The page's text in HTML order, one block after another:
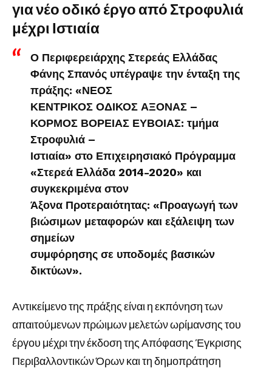
για νέο οδικό έργο από Στροφυλιά
μέχρι Ιστιαία
Ο Περιφερειάρχης Στερεάς Ελλάδας
Φάνης Σπανός υπέγραψε την ένταξη της
πράξης: «ΝΕΟΣ
ΚΕΝΤΡΙΚΟΣ ΟΔΙΚΟΣ ΑΞΟΝΑΣ –
ΚΟΡΜΟΣ ΒΟΡΕΙΑΣ ΕΥΒΟΙΑΣ: τμήμα
Στροφυλιά –
Ιστιαία» στο Επιχειρησιακό Πρόγραμμα
«Στερεά Ελλάδα 2014-2020» και
συγκεκριμένα στον
Άξονα Προτεραιότητας: «Προαγωγή των
βιώσιμων μεταφορών και εξάλειψη των
σημείων
συμφόρησης σε υποδομές βασικών
δικτύων».
Αντικείμενο της πράξης είναι η εκπόνηση των
απαιτούμενων πρώιμων μελετών ωρίμανσης του
έργου μέχρι την έκδοση της Απόφασης Έγκρισης
Περιβαλλοντικών Όρων και τη δημοπράτηση